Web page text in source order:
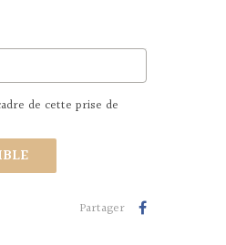
de cette prise de
Partager